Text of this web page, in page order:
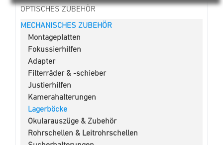
OPTISCHES ZUBEHÖR
MECHANISCHES ZUBEHÖR
Montageplatten
Fokussierhilfen
Adapter
Filterräder & -schieber
Justierhilfen
Kamerahalterungen
Lagerböcke
Okularauszüge & Zubehör
Rohrschellen & Leitrohrschellen